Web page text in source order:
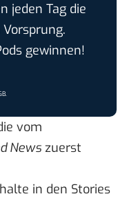
jeden Tag die
gewinnen!
.
vom
News zuerst
in den Stories